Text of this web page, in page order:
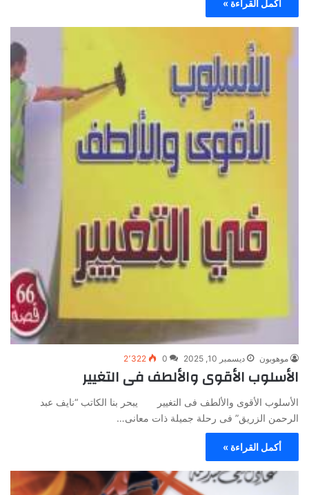
أكمل القراءة »
موهوبون ديسمبر 10, 2025 0 2٬322
الأسلوب الأقوى والألطف فى التغيير
الأسلوب الأقوى والألطف فى التغيير يبحر بنا الكاتب “نايف عبد
الرحمن الزريق” فى رحلة جميلة ذات معانى…
أكمل القراءة »